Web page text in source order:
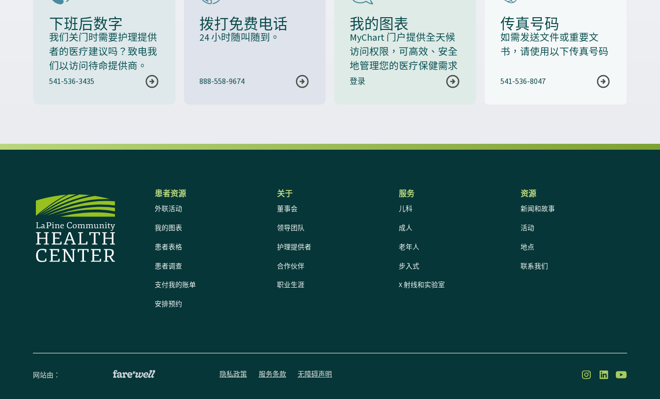
下班后数字
我们关门时需要护理提供
者的医疗建议吗？致电我
们以访问待命提供商。
541-536-3435
拨打免费电话
24 小时随叫随到。
888-558-9674
我的图表
MyChart 门户提供全天候
访问权限，可高效、安全
地管理您的医疗保健需求
登录
传真号码
如需发送文件或重要文
书，请使用以下传真号码
541-536-8047
患者资源
外联活动
我的图表
患者表格
患者调查
支付我的账单
安排预约
关于
董事会
领导团队
护理提供者
合作伙伴
职业生涯
服务
儿科
成人
老年人
步入式
X 射线和实验室
资源
新闻和故事
活动
地点
联系我们
网站由： 隐私政策 服务条款 无障碍声明